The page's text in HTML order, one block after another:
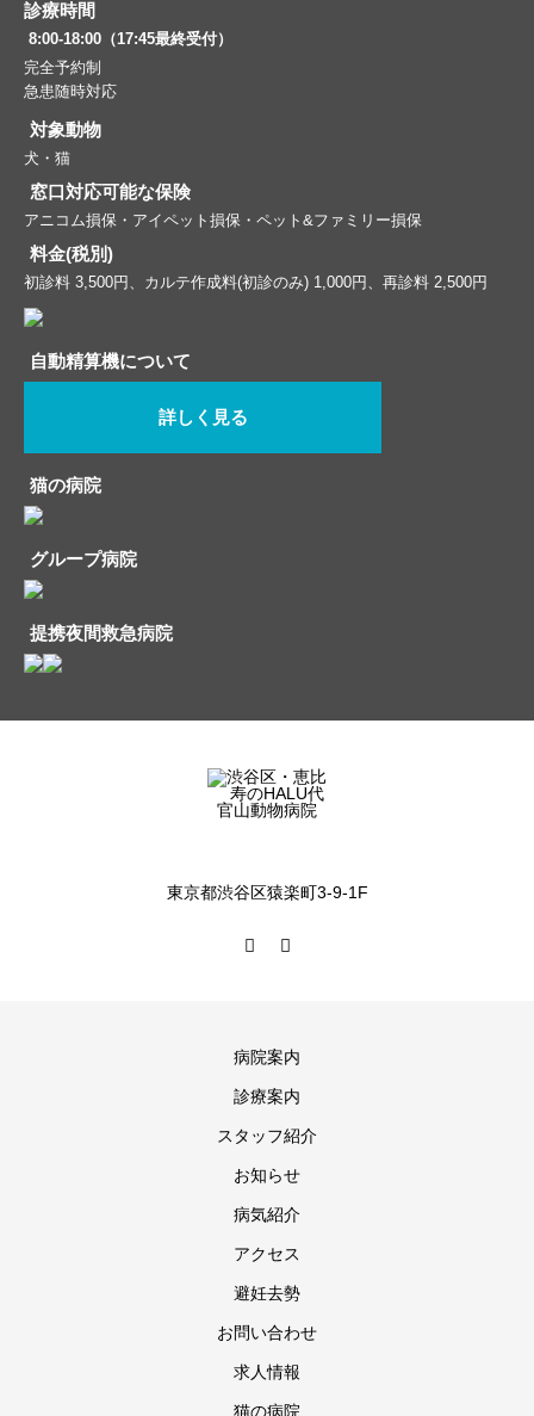
診療時間
8:00-18:00（17:45最終受付）
完全予約制
急患随時対応
対象動物
犬・猫
窓口対応可能な保険
アニコム損保・アイペット損保・ペット&ファミリー損保
料金(税別)
初診料 3,500円、カルテ作成料(初診のみ) 1,000円、再診料 2,500円
自動精算機について
詳しく見る
猫の病院
グループ病院
提携夜間救急病院
東京都渋谷区猿楽町3-9-1F
病院案内
診療案内
スタッフ紹介
お知らせ
病気紹介
アクセス
避妊去勢
お問い合わせ
求人情報
猫の病院